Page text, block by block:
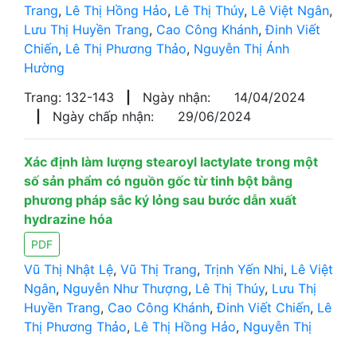
Trang, Lê Thị Hồng Hảo, Lê Thị Thúy, Lê Việt Ngân,
Lưu Thị Huyền Trang, Cao Công Khánh,Đinh Viết
Chiến, Lê Thị Phương Thảo, Nguyễn Thị Ánh
Hường
Trang: 132-143
Ngày nhận:
14/04/2024
Ngày chấp nhận: 29/06/2024
Xác định làm lượng stearoyl lactylate trong một
số sản phẩm có nguồn gốc từ tinh bột bằng
phương pháp sắc ký lỏng sau bước dẫn xuất
hydrazine hóa
PDF
Vũ Thị Nhật Lệ, Vũ Thị Trang, Trịnh Yến Nhi, Lê Việt
Ngân, Nguyễn Như Thượng, Lê Thị Thúy, Lưu Thị
Huyền Trang, Cao Công Khánh,Đinh Viết Chiến, Lê
Thị Phương Thảo, Lê Thị Hồng Hảo, Nguyễn Thị